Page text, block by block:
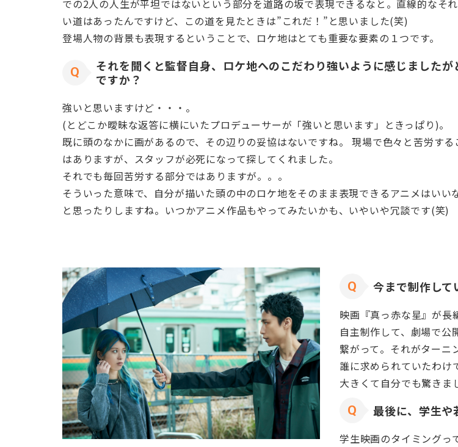
での2人の人生が平坦ではないという部分を道路の坂で表現できるなと。直線的なそ
い道はあったんですけど、この道を見たときは”これだ！”と思いました(笑)
登場人物の背景も表現するということで、ロケ地はとても重要な要素の１つです。
それを聞くと監督自身、ロケ地へのこだわり強いように感じましたが
ですか？
強いと思いますけど・・・。
(とどこか曖昧な返答に横にいたプロデューサーが「強いと思います」ときっぱり)。
既に頭のなかに画があるので、その辺りの妥協はないですね。 現場で色々と苦労する
はありますが、スタッフが必死になって探してくれました。
それでも毎回苦労する部分ではありますが。。。
そういった意味で、自分が描いた頭の中のロケ地をそのまま表現できるアニメはいい
と思ったりしますね。いつかアニメ作品もやってみたいかも、いやいや冗談です(笑)
今まで制作して
映画『真っ赤な星』が長
自主制作して、劇場で公
繋がって。それがターニ
誰に求められていたわけ
大きくて自分でも驚きま
最後に、学生や
学生映画のタイミングっ